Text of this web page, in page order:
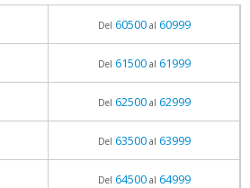
Del 60500al 60999
Del 61500al 61999
Del 62500al 62999
Del 63500al 63999
Del 64500al 64999